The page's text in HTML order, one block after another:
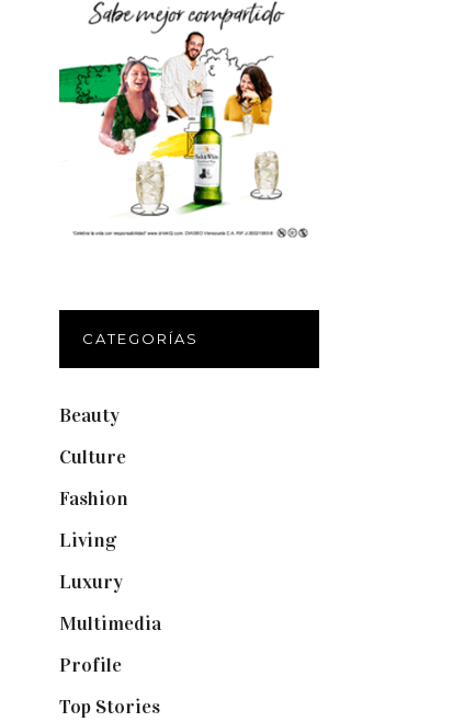
CATEGORÍAS
Beauty(250)
Culture(132)
Fashion
Living(337)
Luxury(664)
Multimedia(10)
Profile(8)
Top Stories(123)